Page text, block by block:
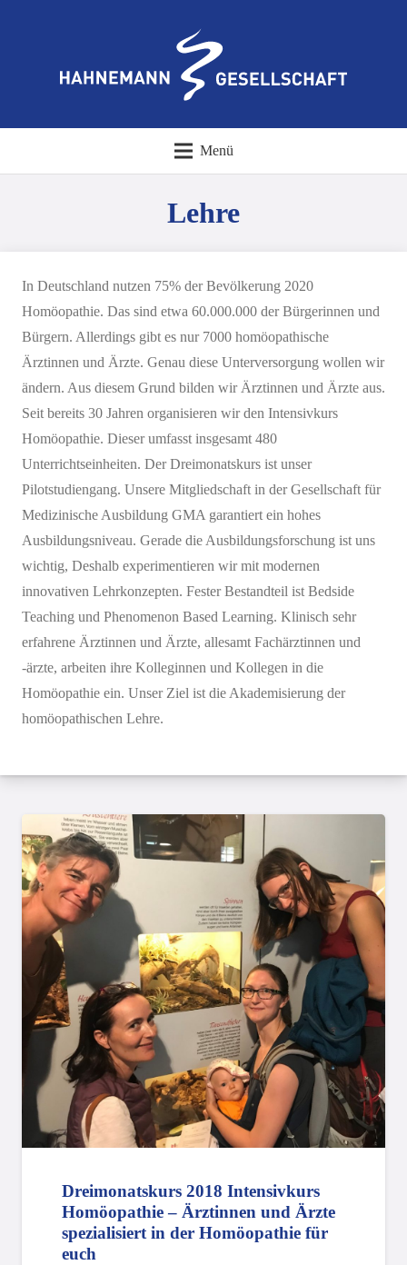
Menü
Lehre
In Deutschland nutzen 75% der Bevölkerung 2020
Homöopathie. Das sind etwa 60.000.000 der Bürgerinnen und
Bürgern. Allerdings gibt es nur 7000 homöopathische
Ärztinnen und Ärzte. Genau diese Unterversorgung wollen wir
ändern. Aus diesem Grund bilden wir Ärztinnen und Ärzte aus.
Seit bereits 30 Jahren organisieren wir den Intensivkurs
Homöopathie. Dieser umfasst insgesamt 480
Unterrichtseinheiten. Der Dreimonatskurs ist unser
Pilotstudiengang. Unsere Mitgliedschaft in der Gesellschaft für
Medizinische Ausbildung GMA garantiert ein hohes
Ausbildungsniveau. Gerade die Ausbildungsforschung ist uns
wichtig, Deshalb experimentieren wir mit modernen
innovativen Lehrkonzepten. Fester Bestandteil ist Bedside
Teaching und Phenomenon Based Learning. Klinisch sehr
erfahrene Ärztinnen und Ärzte, allesamt Fachärztinnen und
-ärzte, arbeiten ihre Kolleginnen und Kollegen in die
Homöopathie ein. Unser Ziel ist die Akademisierung der
homöopathischen Lehre.
Dreimonatskurs 2018 Intensivkurs
Homöopathie – Ärztinnen und Ärzte
spezialisiert in der Homöopathie für
euch